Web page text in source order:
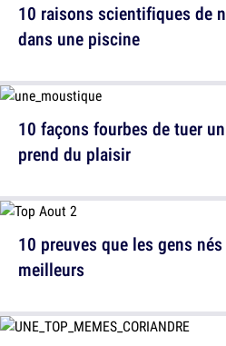
10 façons fourbes de tuer
prend du plaisir
10 raisons scientifiques de
dans une piscine
10 preuves que les gens
meilleurs